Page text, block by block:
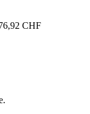
CHF